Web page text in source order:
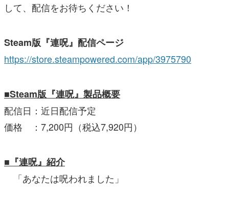
して、配信をお待ちください！
Steam版『連呪』配信ページ
https://store.steampowered.com/app/3975790
■Steam版『連呪』製品概要
配信日：近日配信予定
価格 ：7,200円（税込7,920円）
■『連呪』紹介
「あなたは呪われました」